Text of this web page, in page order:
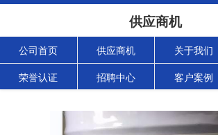
供应商机
公司首页 供应商机 关于我们
荣誉认证 招聘中心 客户案例